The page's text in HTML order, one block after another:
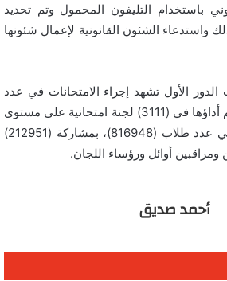
باستخدام التليفون المحمول وتم تحديد
واستدعاء الشئون القانونية لإعمال شئونها
الدور الأول تشهد إجراء الامتحانات في عدد
(1431) مادة امتحانية يتم أداؤها في (3111) لجنة امتحانية على مستوى
الجمهورية، وذلك بإجمالي عدد طلاب (816948)، بمشاركة (212951)
ومراقبين أوائل ورؤساء اللجان.
أحمد صديق